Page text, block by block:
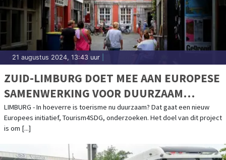
21 augustus 2024, 13:43 uur
ZUID-LIMBURG DOET MEE AAN EUROPESE
SAMENWERKING VOOR DUURZAAM
TOERISME
LIMBURG - In hoeverre is toerisme nu duurzaam? Dat gaat een nieuw
Europees initiatief, Tourism4SDG, onderzoeken. Het doel van dit project
is om [...]